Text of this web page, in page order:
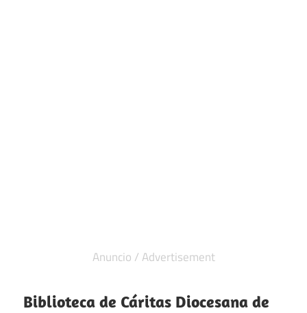
Biblioteca de Cáritas Diocesana de